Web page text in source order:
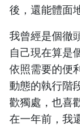
後，還能體面
我曾經是個徹
自己現在算是
依照需要的便
動態的執行階
歡獨處，也喜
在一年前，我